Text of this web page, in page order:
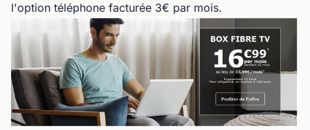
l'option téléphone facturée 3€ par mois.